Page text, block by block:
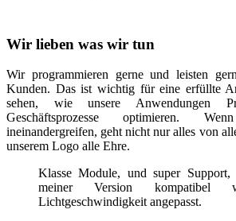
Wir lieben was wir tun
Wir programmieren gerne und leisten
Kunden. Das ist wichtig für eine erfüllte
sehen, wie unsere Anwendungen
Geschäftsprozesse optimieren.
ineinandergreifen, geht nicht nur alles von
unserem Logo alle Ehre.
Klasse Module, und super
meiner Version
Lichtgeschwindigkeit angepasst.